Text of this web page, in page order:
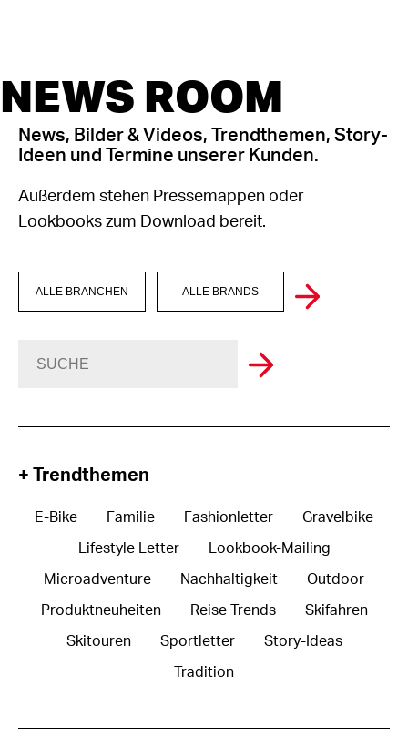
NEWS ROOM
News, Bilder & Videos, Trendthemen, Story-
Ideen und Termine unserer Kunden.
Außerdem stehen Pressemappen oder
Lookbooks zum Download bereit.
ALLE BRANCHEN ALLE BRANDS
+ Trendthemen
E-Bike Familie Fashionletter Gravelbike
Lifestyle Letter Lookbook-Mailing
Microadventure Nachhaltigkeit Outdoor
Produktneuheiten Reise Trends Skifahren
Skitouren Sportletter Story-Ideas
Tradition